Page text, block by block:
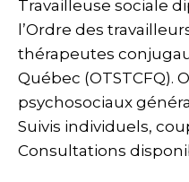
Travailleuse sociale
l’Ordre des
thérapeutes
Québec (OTSTCFQ).
psychosociaux
Suivis individuels,
Consultations